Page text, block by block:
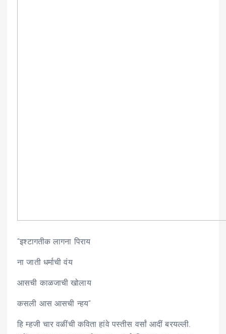
“इश्टागतीक लागना पिराय
नाजाती धर्माची वंय
आसची काळजाची खोलाय
कसली आस आसची न्हय”
हि म्हजी चार वळींची कविता हांवे पस्तीस वर्सां आदीं बरयल्ली.